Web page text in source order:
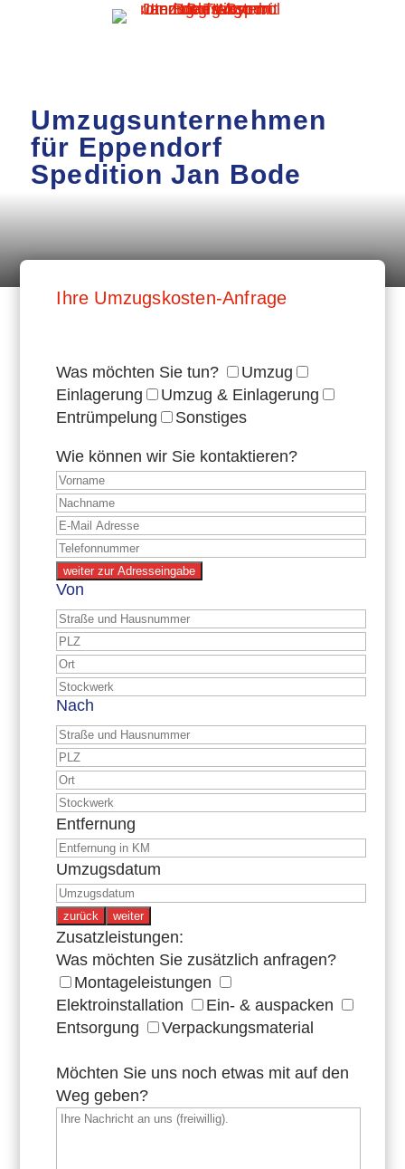
Umzugsunternehmen
für Eppendorf
Spedition Jan Bode
Ihre Umzugskosten-Anfrage
Was möchten Sie tun?
Umzug
Einlagerung
Umzug & Einlagerung
Entrümpelung
Sonstiges
Wie können wir Sie kontaktieren?
weiter zur Adresseingabe
Von
Nach
Entfernung
Umzugsdatum
zurück weiter
Zusatzleistungen:
Was möchten Sie zusätzlich anfragen?
Montageleistungen
Elektroinstallation
Ein- & auspacken
Entsorgung
Verpackungsmaterial
Möchten Sie uns noch etwas mit auf den
Weg geben?